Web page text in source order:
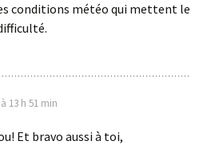
conditions météo qui mettent le
13 h 51 min
Et bravo aussi à toi,